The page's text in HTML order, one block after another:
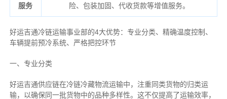
服务
险、包装加固、代收货款等增值服务。
好运吉通冷链运输事业部的4大优势： 专业分类、 精确温度控制、
车辆提前预冷系统、 严格把控环节
一、专业分类
好运吉通供应链在冷链冷藏物流运输中，注重同类货物的归类运
输，以确保同一批货物中的品种多样性。这不仅提高了运输效率，